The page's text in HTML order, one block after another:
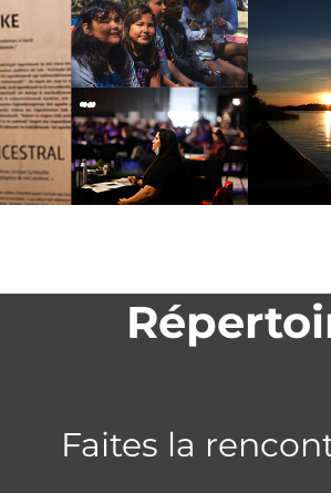
Faites la